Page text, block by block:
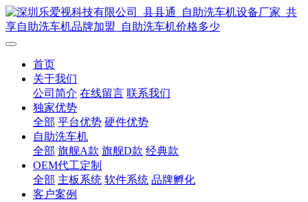
首页
关于我们
公司简介 在线留言 联系我们
独家优势
全部 平台优势 硬件优势
自助洗车机
全部 旗舰A款 旗舰D款 经典款
OEM代工定制
全部 主板系统 软件系统 品牌孵化
客户案例